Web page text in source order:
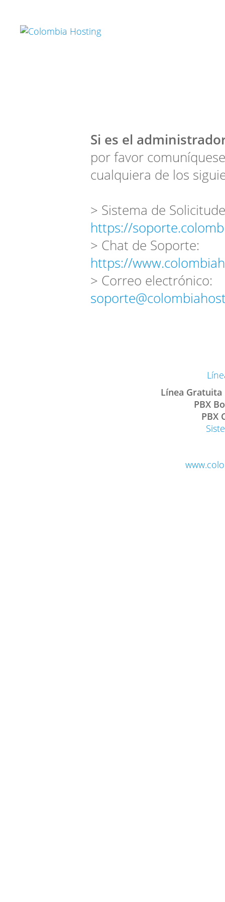
Si es el
por favor
cualquiera de los
> Sistema de
https://
> Chat de Soporte:
https://
> Correo electrónico:
Línea Gratuita
PBX
PBX